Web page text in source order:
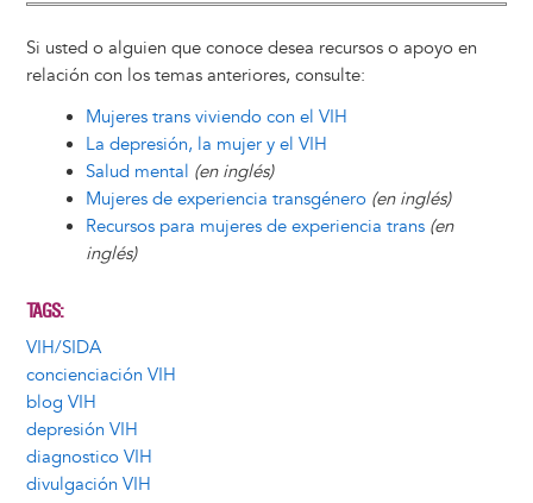
Si usted o alguien que conoce desea recursos o apoyo en
relación con los temas anteriores, consulte:
Mujeres trans viviendo con el VIH
La depresión, la mujer y el VIH
Salud mental (en inglés)
Mujeres de experiencia transgénero (en inglés)
Recursos para mujeres de experiencia trans (en
inglés)
TAGS
VIH/SIDA
concienciación VIH
blog VIH
depresión VIH
diagnostico VIH
divulgación VIH